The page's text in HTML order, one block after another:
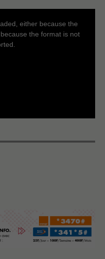
either because the
the format is not